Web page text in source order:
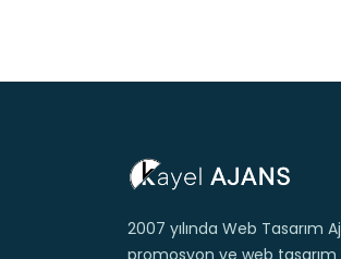
2007 yılında Web Tasarım
promosyon ve web